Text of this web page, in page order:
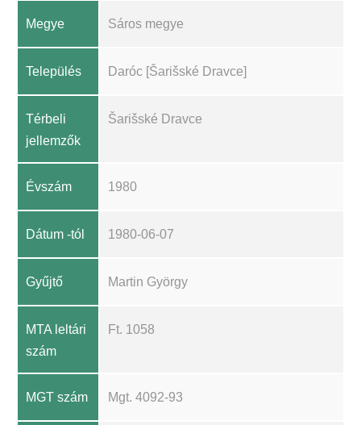
Megye Sáros megye
Település Daróc [Šarišské Dravce]
Térbeli
jellemzők
Šarišské Dravce
Évszám 1980
Dátum -tól 1980-06-07
Gyűjtő Martin György
MTA leltári
szám
Ft. 1058
MGT szám Mgt. 4092-93